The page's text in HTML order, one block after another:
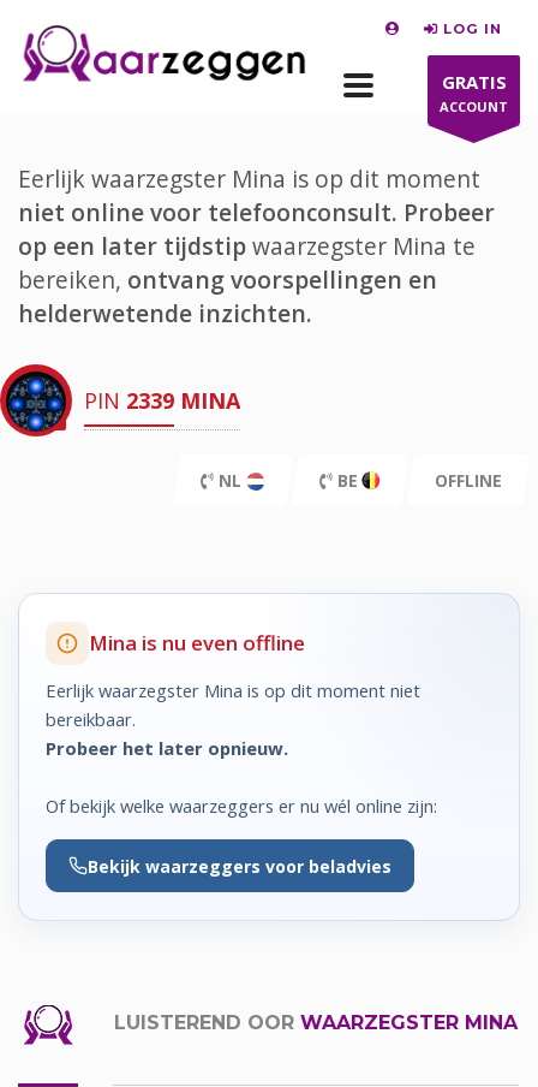
LOG IN
GRATIS
ACCOUNT
Eerlijk waarzegster Mina is op dit moment
niet online voor telefoonconsult. Probeer
op een later tijdstipwaarzegster Mina te
bereiken, ontvang voorspellingen en
helderwetende inzichten.
PIN 2339 MINA
NL BE OFFLINE
Mina is nu even offline
Eerlijk waarzegster Mina is op dit moment niet
bereikbaar.
Probeer het later opnieuw.
Of bekijk welke waarzeggers er nu wél online zijn:
Bekijk waarzeggers voor beladvies
LUISTEREND OOR WAARZEGSTER MINA